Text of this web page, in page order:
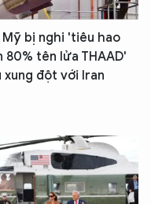
Mỹ bị nghi 'tiêu hao
80% tên lửa THAAD'
xung đột với Iran